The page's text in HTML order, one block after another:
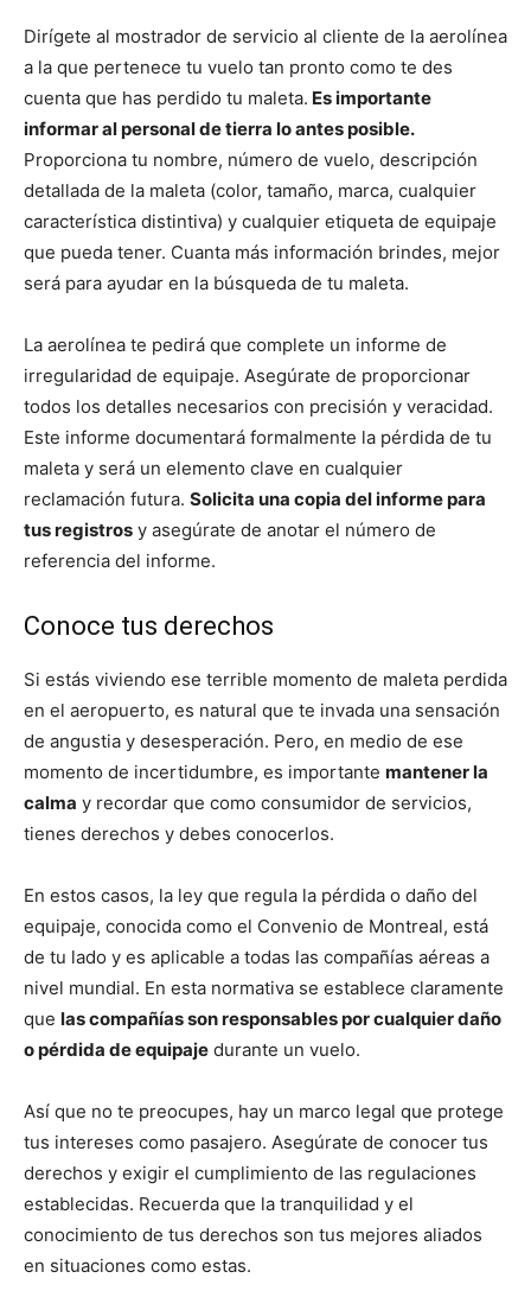
Dirígete al mostrador de servicio al cliente de la aerolínea
a la que pertenece tu vuelo tan pronto como te des
cuenta que has perdido tu maleta. Es importante
informar al personal de tierra lo antes posible.
Proporciona tu nombre, número de vuelo, descripción
detallada de la maleta (color, tamaño, marca, cualquier
característica distintiva) y cualquier etiqueta de equipaje
que pueda tener. Cuanta más información brindes, mejor
será para ayudar en la búsqueda de tu maleta.
La aerolínea te pedirá que complete un informe de
irregularidad de equipaje. Asegúrate de proporcionar
todos los detalles necesarios con precisión y veracidad.
Este informe documentará formalmente la pérdida de tu
maleta y será un elemento clave en cualquier
reclamación futura. Solicita una copia del informe para
tus registros y asegúrate de anotar el número de
referencia del informe.
Conoce tus derechos
Si estás viviendo ese terrible momento de maleta perdida
en el aeropuerto, es natural que te invada una sensación
de angustia y desesperación. Pero, en medio de ese
momento de incertidumbre, es importante mantener la
calma y recordar que como consumidor de servicios,
tienes derechos y debes conocerlos.
En estos casos, la ley que regula la pérdida o daño del
equipaje, conocida como el Convenio de Montreal, está
de tu lado y es aplicable a todas las compañías aéreas a
nivel mundial. En esta normativa se establece claramente
que las compañías son responsables por cualquier daño
o pérdida de equipaje durante un vuelo.
Así que no te preocupes, hay un marco legal que protege
tus intereses como pasajero. Asegúrate de conocer tus
derechos y exigir el cumplimiento de las regulaciones
establecidas. Recuerda que la tranquilidad y el
conocimiento de tus derechos son tus mejores aliados
en situaciones como estas.